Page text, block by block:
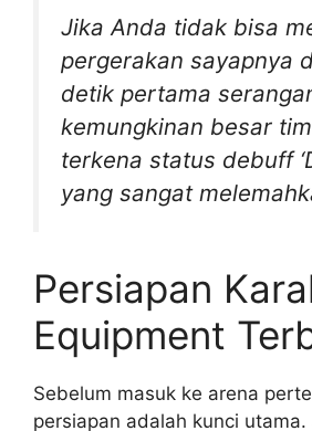
Jika Anda tidak bisa
pergerakan sayapnya
detik pertama
kemungkinan besar
terkena status debuff
yang sangat
Persiapan
Equipment
Sebelum masuk ke arena
persiapan adalah kunci